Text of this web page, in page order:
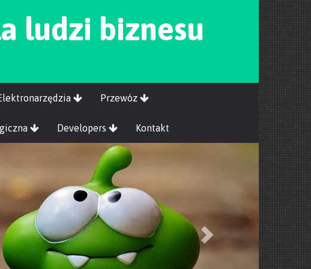
ludzi biznesu
Przewóz
Developers Kontakt